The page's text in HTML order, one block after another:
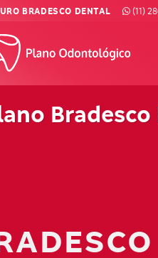
BRADESCO DENTAL (11)